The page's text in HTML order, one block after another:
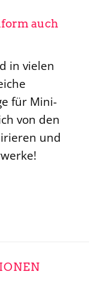
auch
in vielen
für Mini-
von den
und